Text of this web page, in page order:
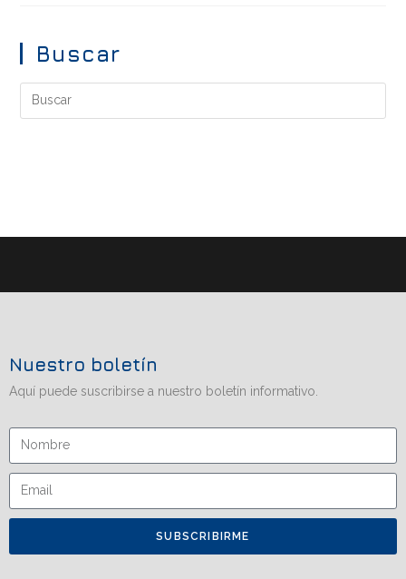
Buscar
Nuestro boletín
Aquí puede suscribirse a nuestro boletín informativo.
SUBSCRIBIRME